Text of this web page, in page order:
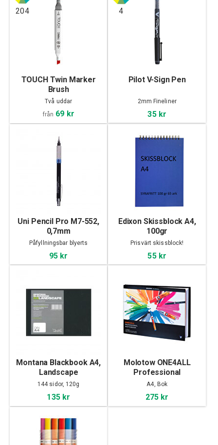
204
TOUCH Twin Marker
Brush
Två uddar
från 69 kr
4
Pilot V-Sign Pen
2mm Fineliner
35 kr
Uni Pencil Pro M7-552,
0,7mm
Påfyllningsbar blyerts
95 kr
Edixon Skissblock A4,
100gr
Prisvärt skissblock!
55 kr
Montana Blackbook A4,
Landscape
144 sidor, 120g
135 kr
Molotow ONE4ALL
Professional
Sketchbook A4
landscape
A4, Bok
275 kr